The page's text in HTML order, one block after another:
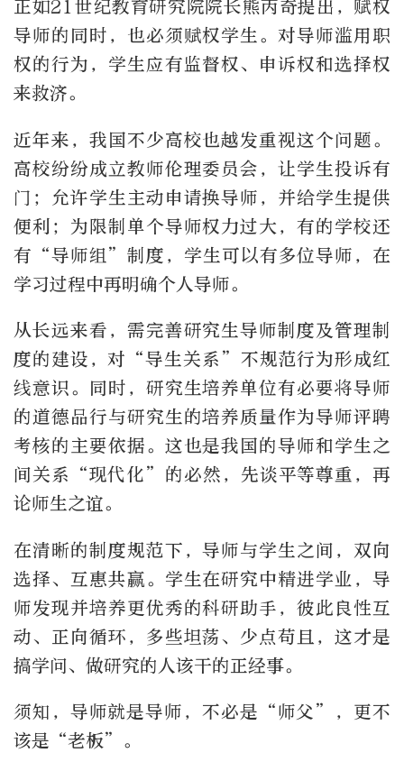
正如21世纪教育研究院院长熊丙奇提出，赋权
导师的同时，也必须赋权学生。对导师滥用职
权的行为，学生应有监督权、申诉权和选择权
来救济。
近年来，我国不少高校也越发重视这个问题。
高校纷纷成立教师伦理委员会，让学生投诉有
门；允许学生主动申请换导师，并给学生提供
便利；为限制单个导师权力过大，有的学校还
有“导师组”制度，学生可以有多位导师，在
学习过程中再明确个人导师。
从长远来看，需完善研究生导师制度及管理制
度的建设，对“导生关系”不规范行为形成红
线意识。同时，研究生培养单位有必要将导师
的道德品行与研究生的培养质量作为导师评聘
考核的主要依据。这也是我国的导师和学生之
间关系“现代化”的必然，先谈平等尊重，再
论师生之谊。
在清晰的制度规范下，导师与学生之间，双向
选择、互惠共赢。学生在研究中精进学业，导
师发现并培养更优秀的科研助手，彼此良性互
动、正向循环，多些坦荡、少点苟且，这才是
搞学问、做研究的人该干的正经事。
须知，导师就是导师，不必是“师父”，更不
该是“老板”。